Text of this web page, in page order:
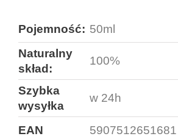
do
pielęgnacji
brody
i
wąsów
Pojemność: 50ml
Naturalny
skład:
100%
Szybka
wysyłka
w 24h
EAN 5907512651681